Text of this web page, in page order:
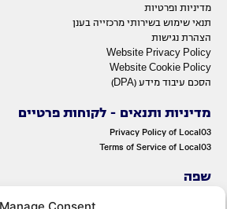
Manage Consent
מדיניות ופרטיות
תנאי שימוש בשירותי מרכזייה בענן
הצהרת נגישות
Website Privacy Policy
Website Cookie Policy
הסכם עיבוד מידע (DPA)
מדיניות ותנאים - לקוחות פרטיים
Privacy Policy of Local03
Terms of Service of Local03
שפה